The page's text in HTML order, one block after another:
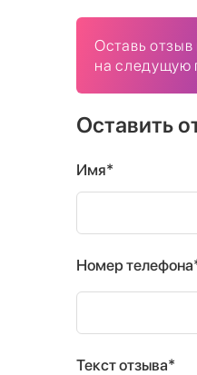
Оставь отзыв
на следущую
Оставить
Имя*
Номер
Текст отзыва*